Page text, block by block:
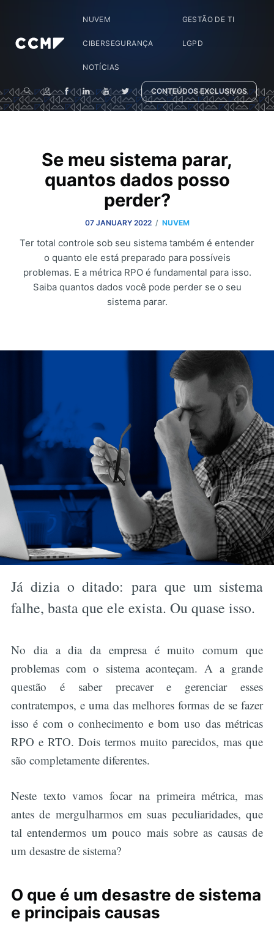
NUVEM GESTÃO DE TI
CIBERSEGURANÇA LGPD
NOTÍCIAS
CONTEÚDOS EXCLUSIVOS
Se meu sistema parar,
quantos dados posso
perder?
07 JANUARY 2022 / NUVEM
Ter total controle sob seu sistema também é entender
o quanto ele está preparado para possíveis
problemas. E a métrica RPO é fundamental para isso.
Saiba quantos dados você pode perder se o seu
sistema parar.
Já dizia o ditado: para que um sistema
falhe, basta que ele exista. Ou quase isso.
No dia a dia da empresa é muito comum que
problemas com o sistema aconteçam. A a grande
questão é saber precaver e gerenciar esses
contratempos, e uma das melhores formas de se fazer
isso é com o conhecimento e bom uso das métricas
RPO e RTO. Dois termos muito parecidos, mas que
são completamente diferentes.
Neste texto vamos focar na primeira métrica, mas
antes de mergulharmos em suas peculiaridades, que
tal entendermos um pouco mais sobre as causas de
um desastre de sistema?
O que é um desastre de sistema
e principais causas